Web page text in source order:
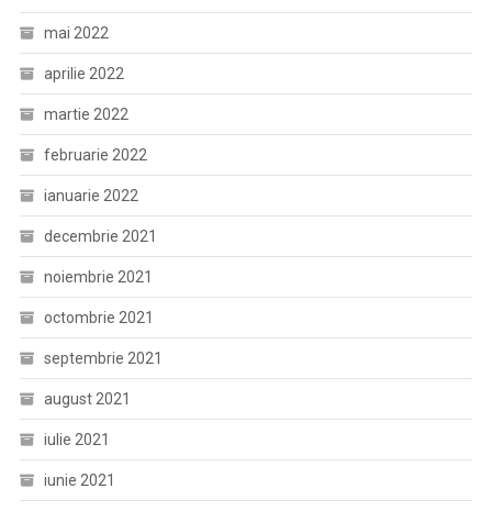
mai 2022
aprilie 2022
martie 2022
februarie 2022
ianuarie 2022
decembrie 2021
noiembrie 2021
octombrie 2021
septembrie 2021
august 2021
iulie 2021
iunie 2021